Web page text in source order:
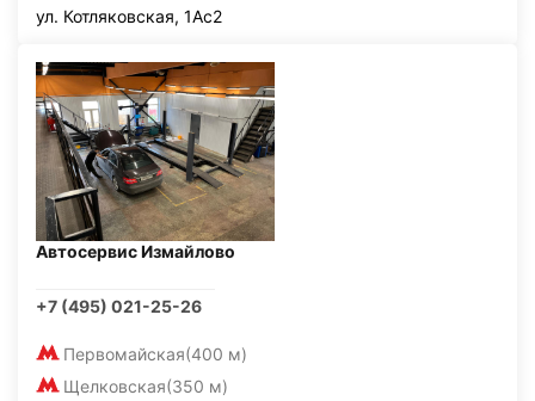
ул. Котляковская, 1Ас2
Автосервис Измайлово
+7 (495) 021-25-26
Первомайская(400 м)
Щелковская(350 м)